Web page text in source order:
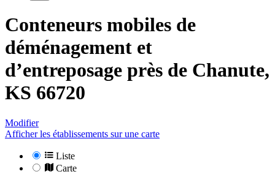
Conteneurs mobiles de
déménagement et
d’entreposage près de Chanute,
KS 66720
Modifier
Afficher les établissements sur une carte
Liste
Carte